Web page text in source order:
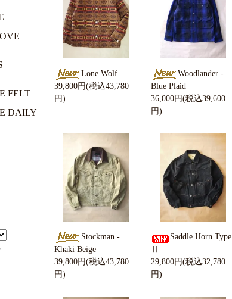
Lone Wolf
39,800円(税込43,780
円)
Woodlander -
Blue Plaid
36,000円(税込39,600
円)
Stockman -
Khaki Beige
39,800円(税込43,780
円)
Saddle Horn Type
29,800円(税込32,780
円)